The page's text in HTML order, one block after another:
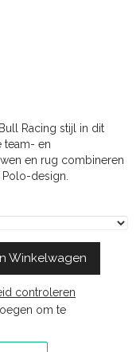
Racing stijl in dit
team- en
en rug combineren
design.
Winkelwagen
controleren
om te